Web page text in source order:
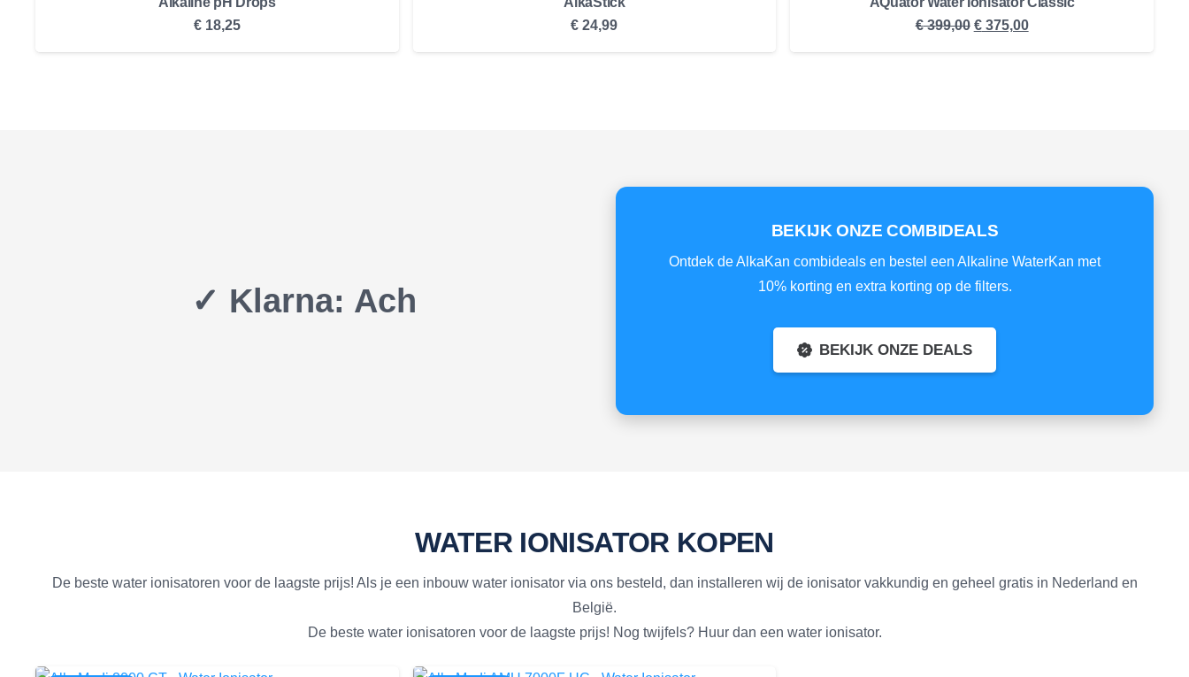
€18,25
€ 24,99
€399,00 Oorspronkelijke
prijs
€375,00Huidige
prijs
✓ Klarna: Achteraf beta
BEKIJK ONZE COMBIDEALS
Ontdek de AlkaKan combideals en bestel een Alkaline WaterKan met
10% korting en extra korting op de filters.
BEKIJK ONZE DEALS
WATER IONISATOR KOPEN
De beste water ionisatoren voor de laagste prijs! Als je een inbouw water ionisator via ons besteld, dan installeren wij de ionisator vakkundig en geheel gratis in Nederland en
België.
De beste water ionisatoren voor de laagste prijs! Nog twijfels? Huur dan een water ionisator.